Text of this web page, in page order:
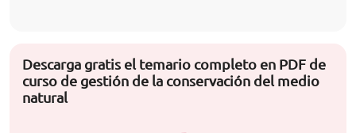
Descarga gratis el temario completo en PDF de
curso de gestión de la conservación del medio
natural